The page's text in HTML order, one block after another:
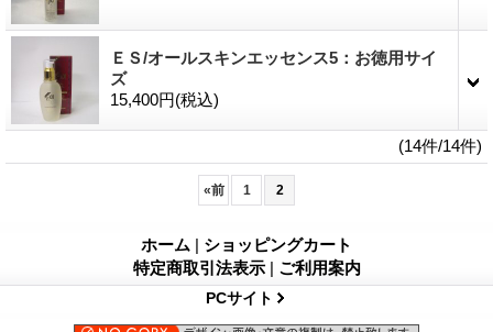
ＥＳ/オールスキンエッセンス5：お徳用サイ
ズ
15,400円(税込)
(14件/14件)
«前 1 2
ホーム | ショッピングカート
特定商取引法表示 | ご利用案内
PCサイト